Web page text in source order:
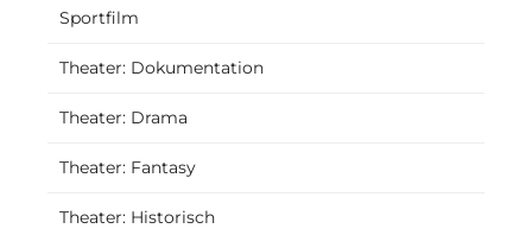
Sportfilm
Theater: Dokumentation
Theater: Drama
Theater: Fantasy
Theater: Historisch